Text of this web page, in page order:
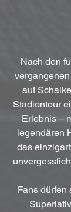
Nach den
auf
Stadiontour
Erlebnis –
legendären
das
Fans dürfen